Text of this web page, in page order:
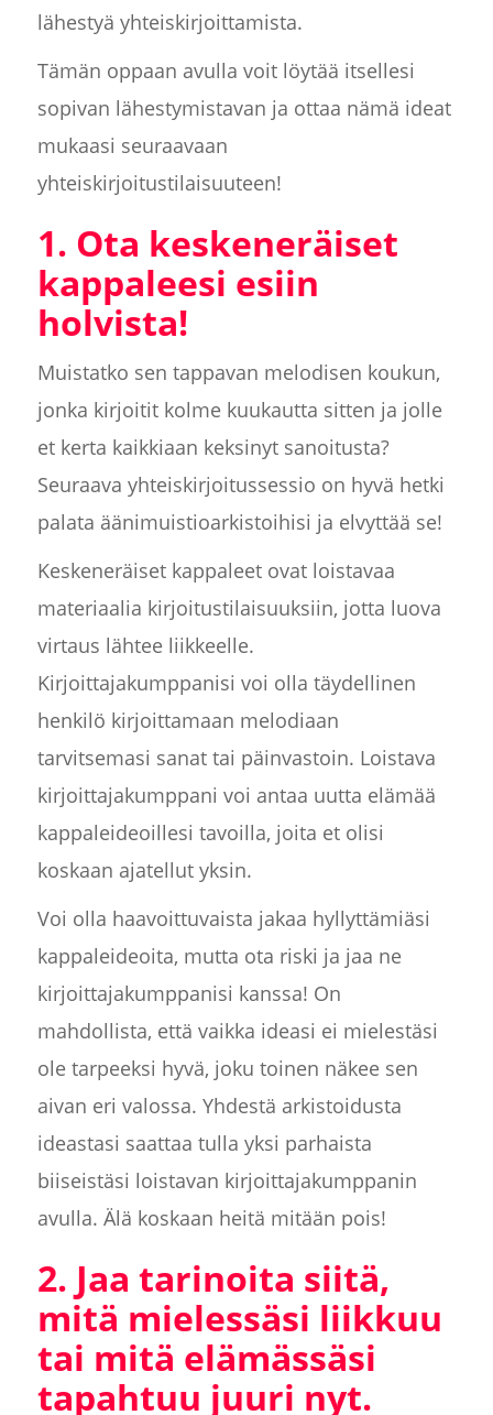
lähestyä yhteiskirjoittamista.
Tämän oppaan avulla voit löytää itsellesi
sopivan lähestymistavan ja ottaa nämä ideat
mukaasi seuraavaan
yhteiskirjoitustilaisuuteen!
1. Ota keskeneräiset
kappaleesi esiin
holvista!
Muistatko sen tappavan melodisen koukun,
jonka kirjoitit kolme kuukautta sitten ja jolle
et kerta kaikkiaan keksinyt sanoitusta?
Seuraava yhteiskirjoitussessio on hyvä hetki
palata äänimuistioarkistoihisi ja elvyttää se!
Keskeneräiset kappaleet ovat loistavaa
materiaalia kirjoitustilaisuuksiin, jotta luova
virtaus lähtee liikkeelle.
Kirjoittajakumppanisi voi olla täydellinen
henkilö kirjoittamaan melodiaan
tarvitsemasi sanat tai päinvastoin. Loistava
kirjoittajakumppani voi antaa uutta elämää
kappaleideoillesi tavoilla, joita et olisi
koskaan ajatellut yksin.
Voi olla haavoittuvaista jakaa hyllyttämiäsi
kappaleideoita, mutta ota riski ja jaa ne
kirjoittajakumppanisi kanssa! On
mahdollista, että vaikka ideasi ei mielestäsi
ole tarpeeksi hyvä, joku toinen näkee sen
aivan eri valossa. Yhdestä arkistoidusta
ideastasi saattaa tulla yksi parhaista
biiseistäsi loistavan kirjoittajakumppanin
avulla. Älä koskaan heitä mitään pois!
2. Jaa tarinoita siitä,
mitä mielessäsi liikkuu
tai mitä elämässäsi
tapahtuu juuri nyt.